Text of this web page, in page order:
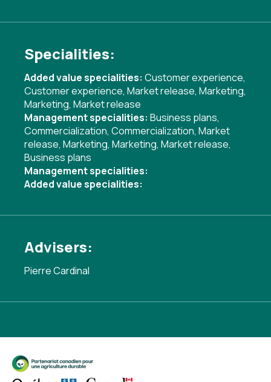
Specialities:
Added value specialities: Customer experience,
Customer experience, Market release, Marketing,
Marketing, Market release
Management specialities: Business plans,
Commercialization, Commercialization, Market
release, Marketing, Marketing, Market release,
Business plans
Management specialities:
Added value specialities:
Advisers:
Pierre Cardinal